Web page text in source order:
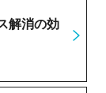
解消の効